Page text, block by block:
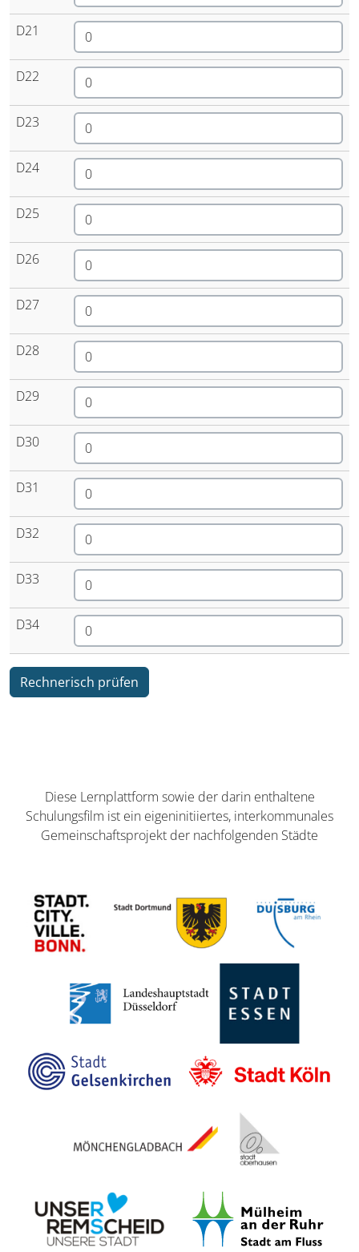
D21
D22
D23
D24
D25
D26
D27
D28
D29
D30
D31
D32
D33
D34
Rechnerisch prüfen
Diese Lernplattform sowie der darin enthaltene
Schulungsfilm ist ein eigeninitiiertes, interkommunales
Gemeinschaftsprojekt der nachfolgenden Städte